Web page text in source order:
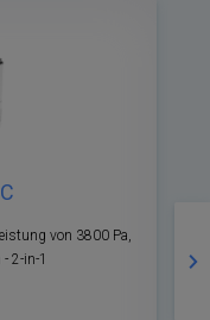
von 3800 Pa,
2-in-1